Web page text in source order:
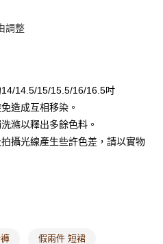
)免運費
)免運費
)免運費
上)免運費
調整
14/14.5/15/15.5/16/16.5吋
造成互相移染。
滌以釋出多餘色料。
攝光線產生些許色差，請以實物
假兩件 短裙